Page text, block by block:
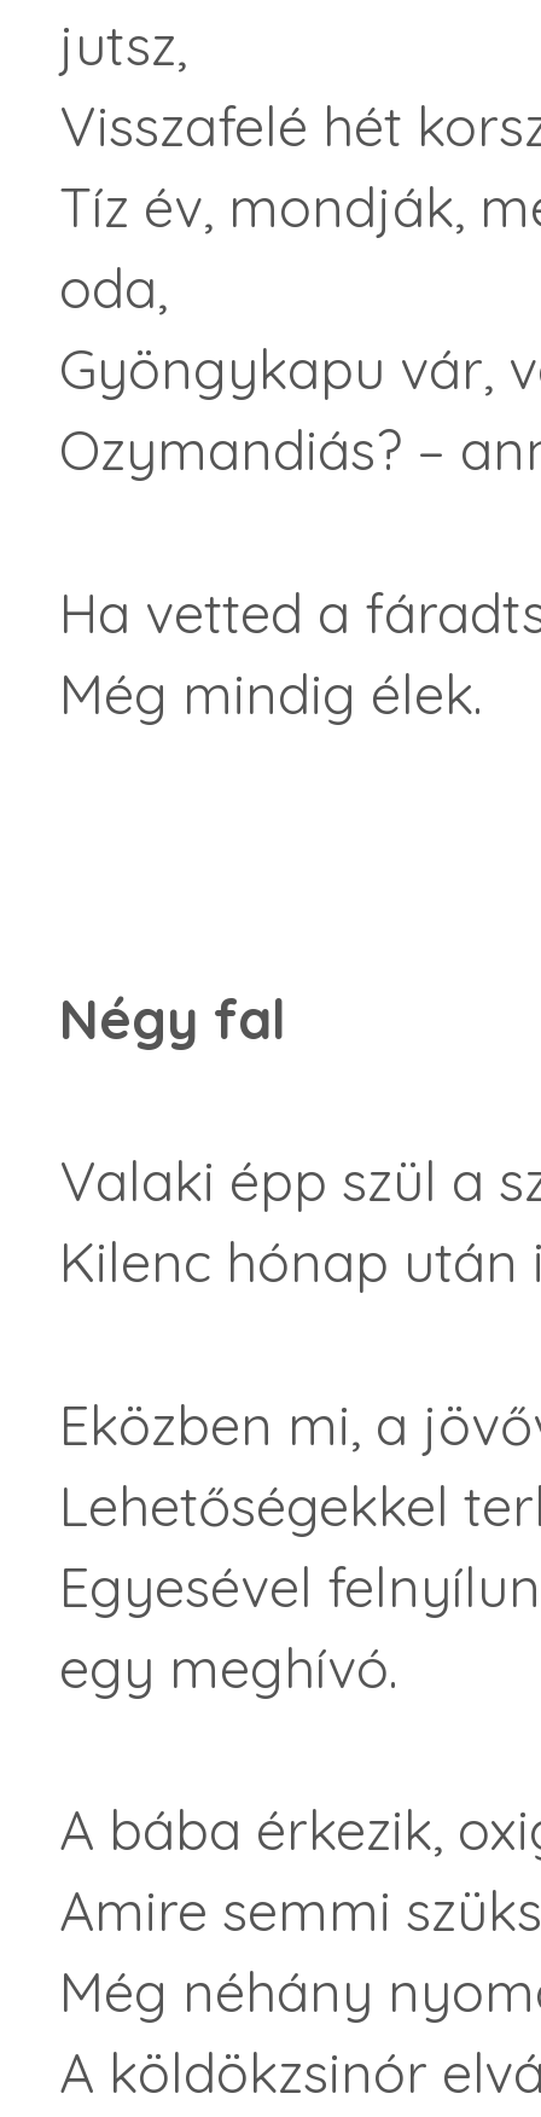
jutsz,
Visszafelé hét
Tíz év, mondják,
oda,
Gyöngykapu vár,
Ozymandiás? –
Ha vetted a
Még mindig élek.
Négy fal
Valaki épp szül a
Kilenc hónap után
Eközben mi, a
Lehetőségekkel
Egyesével
egy meghívó.
A bába érkezik,
Amire semmi
Még néhány
A köldökzsinór